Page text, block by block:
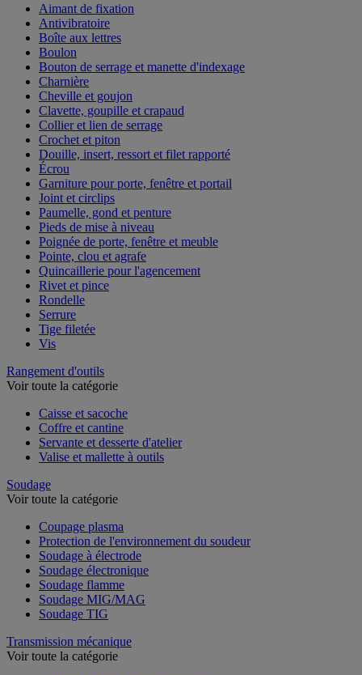
Aimant de fixation
Antivibratoire
Boîte aux lettres
Boulon
Bouton de serrage et manette d'indexage
Charnière
Cheville et goujon
Clavette, goupille et crapaud
Collier et lien de serrage
Crochet et piton
Douille, insert, ressort et filet rapporté
Écrou
Garniture pour porte, fenêtre et portail
Joint et circlips
Paumelle, gond et penture
Pieds de mise à niveau
Poignée de porte, fenêtre et meuble
Pointe, clou et agrafe
Quincaillerie pour l'agencement
Rivet et pince
Rondelle
Serrure
Tige filetée
Vis
Rangement d'outils
Voir toute la catégorie
Caisse et sacoche
Coffre et cantine
Servante et desserte d'atelier
Valise et mallette à outils
Soudage
Voir toute la catégorie
Coupage plasma
Protection de l'environnement du soudeur
Soudage à électrode
Soudage électronique
Soudage flamme
Soudage MIG/MAG
Soudage TIG
Transmission mécanique
Voir toute la catégorie